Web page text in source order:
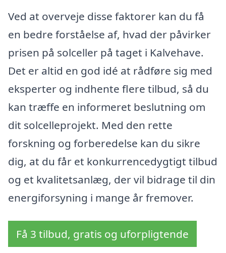
Ved at overveje disse faktorer kan du få
en bedre forståelse af, hvad der påvirker
prisen på solceller på taget i Kalvehave.
Det er altid en god idé at rådføre sig med
eksperter og indhente flere tilbud, så du
kan træffe en informeret beslutning om
dit solcelleprojekt. Med den rette
forskning og forberedelse kan du sikre
dig, at du får et konkurrencedygtigt tilbud
og et kvalitetsanlæg, der vil bidrage til din
energiforsyning i mange år fremover.
Få 3 tilbud, gratis og uforpligtende